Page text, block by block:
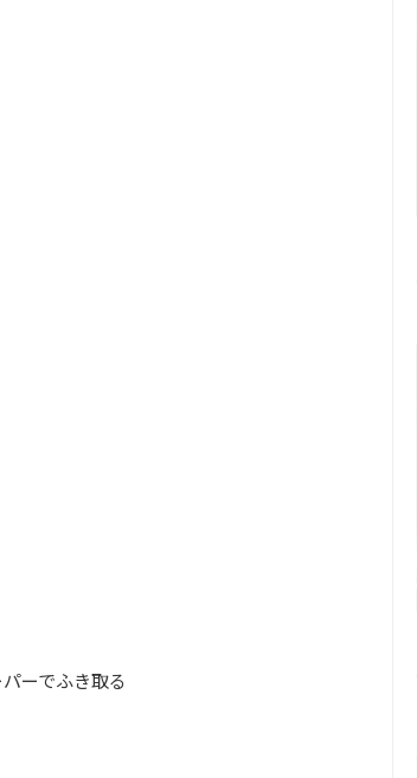
ーでふき取る